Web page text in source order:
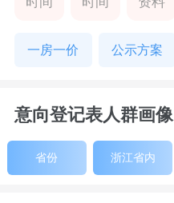
一房一价 公示方案
意向登记表人群画像
省份 浙江省内